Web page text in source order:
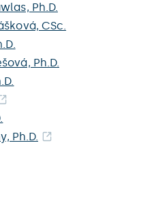
Ph.D.
CSc.
Ph.D.
Ph.D.